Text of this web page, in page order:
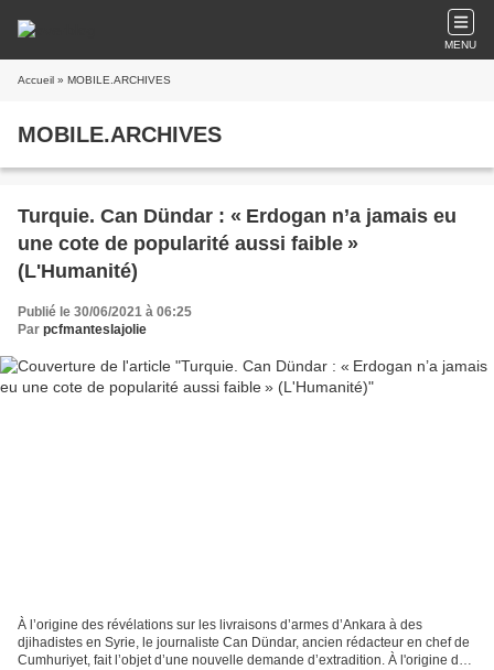
MENU
Accueil » MOBILE.ARCHIVES
MOBILE.ARCHIVES
Turquie. Can Dündar : « Erdogan n’a jamais eu
une cote de popularité aussi faible »
(L'Humanité)
Publié le 30/06/2021 à 06:25
Par pcfmanteslajolie
À l’origine des révélations sur les livraisons d’armes d’Ankara à des
djihadistes en Syrie, le journaliste Can Dündar, ancien rédacteur en chef de
Cumhuriyet, fait l’objet d’une nouvelle demande d’extradition. À l'origine des